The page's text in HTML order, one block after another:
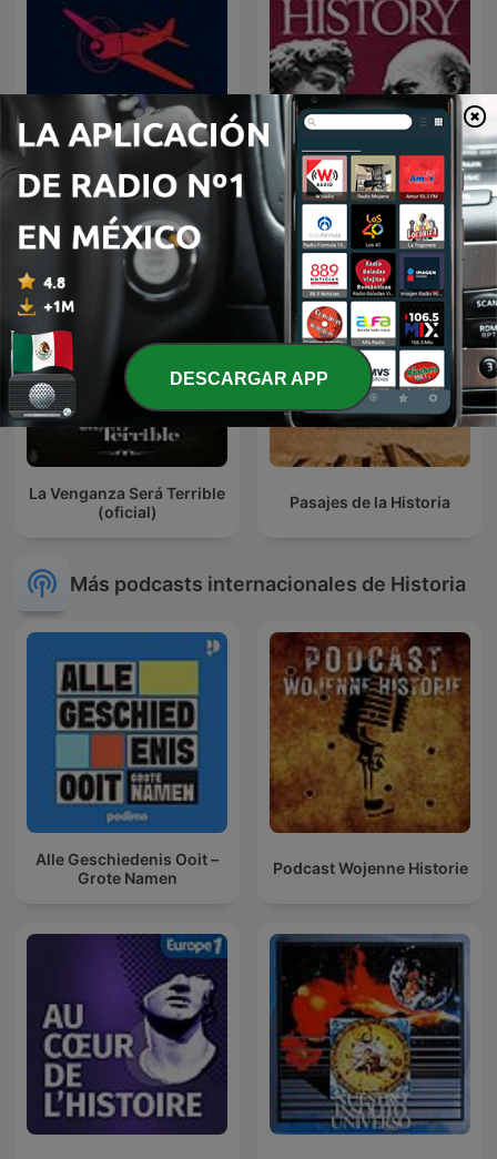
Relatos de Guerra The Rest Is History
La Venganza Será Terrible
(oficial)
Pasajes de la Historia
Más podcasts internacionales de Historia
Alle Geschiedenis Ooit –
Grote Namen
Podcast Wojenne Historie
DESCARGAR APP